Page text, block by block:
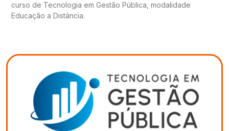
curso de Tecnologia em Gestão Pública, modalidade
Educação a Distância.